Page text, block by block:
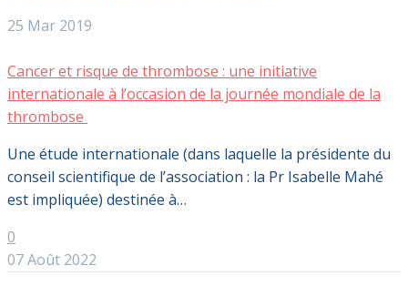
25 Mar 2019
Cancer et risque de thrombose : une initiative
internationale à l’occasion de la journée mondiale de la
thrombose
Une étude internationale (dans laquelle la présidente du
conseil scientifique de l’association : la Pr Isabelle Mahé
est impliquée) destinée à…
0
07 Août 2022